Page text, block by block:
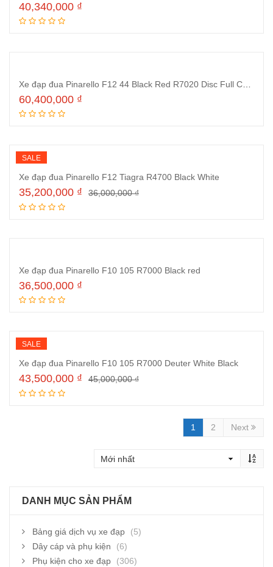
40,340,000 ₫
Xe đạp đua Pinarello F12 44 Black Red R7020 Disc Full Carbon
60,400,000 ₫
SALE
Xe đạp đua Pinarello F12 Tiagra R4700 Black White
36,000,000₫
35,200,000 ₫
Xe đạp đua Pinarello F10 105 R7000 Black red
36,500,000 ₫
SALE
Xe đạp đua Pinarello F10 105 R7000 Deuter White Black
45,000,000₫
43,500,000 ₫
1 2 Next
DANH MỤC SẢN PHẨM
Bảng giá dịch vụ xe đạp
(5)
Dây cáp và phụ kiện
(6)
Phụ kiện cho xe đạp
(306)